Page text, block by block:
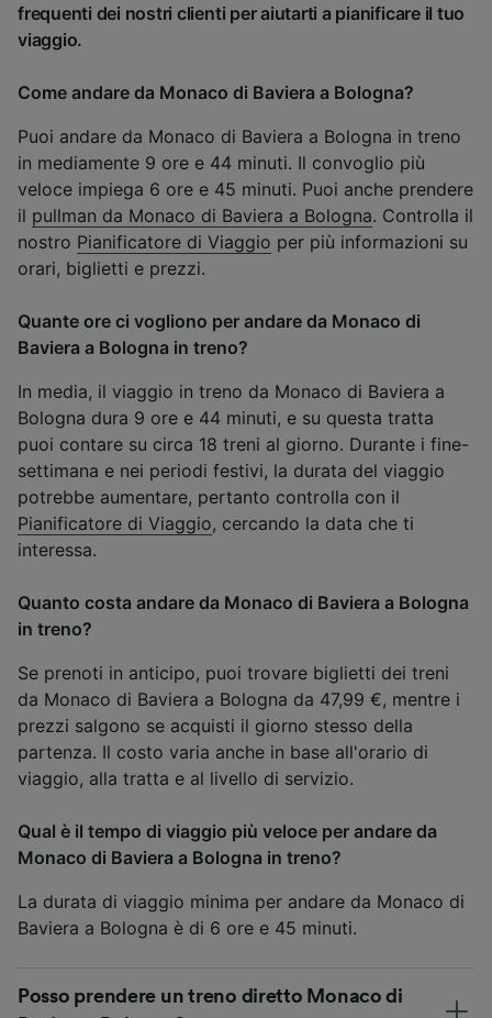
frequenti dei nostri clienti per aiutarti a pianificare il tuo
viaggio.
Come andare da Monaco di Baviera a Bologna?
Puoi andare da Monaco di Baviera a Bologna in treno
in mediamente 9 ore e 44 minuti. Il convoglio più
veloce impiega 6 ore e 45 minuti. Puoi anche prendere
il pullman da Monaco di Baviera a Bologna. Controlla il
nostro Pianificatore di Viaggio per più informazioni su
orari, biglietti e prezzi.
Quante ore ci vogliono per andare da Monaco di
Baviera a Bologna in treno?
In media, il viaggio in treno da Monaco di Baviera a
Bologna dura 9 ore e 44 minuti, e su questa tratta
puoi contare su circa 18 treni al giorno. Durante i fine-
settimana e nei periodi festivi, la durata del viaggio
potrebbe aumentare, pertanto controlla con il
Pianificatore di Viaggio, cercando la data che ti
interessa.
Quanto costa andare da Monaco di Baviera a Bologna
in treno?
Se prenoti in anticipo, puoi trovare biglietti dei treni
da Monaco di Baviera a Bologna da 47,99 €, mentre i
prezzi salgono se acquisti il giorno stesso della
partenza. Il costo varia anche in base all'orario di
viaggio, alla tratta e al livello di servizio.
Qual è il tempo di viaggio più veloce per andare da
Monaco di Baviera a Bologna in treno?
La durata di viaggio minima per andare da Monaco di
Baviera a Bologna è di 6 ore e 45 minuti.
Posso prendere un treno diretto Monaco di